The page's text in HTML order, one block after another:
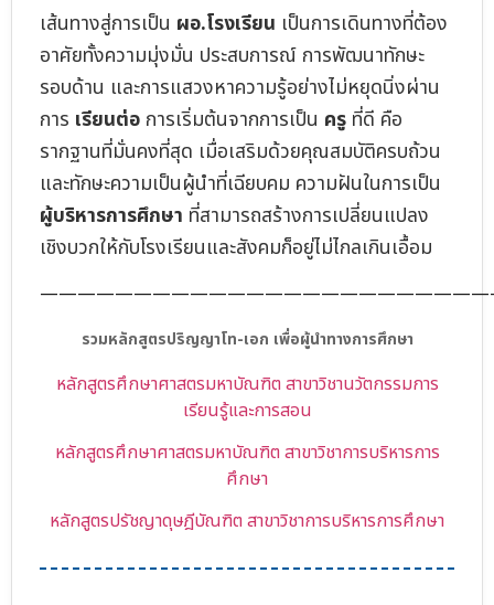
เส้นทางสู่การเป็น ผอ.โรงเรียน เป็นการเดินทางที่ต้อง
อาศัยทั้งความมุ่งมั่น ประสบการณ์ การพัฒนาทักษะ
รอบด้าน และการแสวงหาความรู้อย่างไม่หยุดนิ่งผ่าน
การ เรียนต่อ การเริ่มต้นจากการเป็น ครู ที่ดี คือ
รากฐานที่มั่นคงที่สุด เมื่อเสริมด้วยคุณสมบัติครบถ้วน
และทักษะความเป็นผู้นำที่เฉียบคม ความฝันในการเป็น
ผู้บริหารการศึกษา ที่สามารถสร้างการเปลี่ยนแปลง
เชิงบวกให้กับโรงเรียนและสังคมก็อยู่ไม่ไกลเกินเอื้อม
รวมหลักสูตรปริญญาโท-เอก เพื่อผู้นำทางการศึกษา
หลักสูตรศึกษาศาสตรมหาบัณฑิต สาขาวิชานวัตกรรมการ
เรียนรู้และการสอน
หลักสูตรศึกษาศาสตรมหาบัณฑิต สาขาวิชาการบริหารการ
ศึกษา
หลักสูตรปรัชญาดุษฎีบัณฑิต สาขาวิชาการบริหารการศึกษา